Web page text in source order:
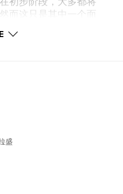
而这只是其中一个面
主义”的研究不同，作
家主义趋势背道而驰
主义，以及抵御国家
代”之前。
盛